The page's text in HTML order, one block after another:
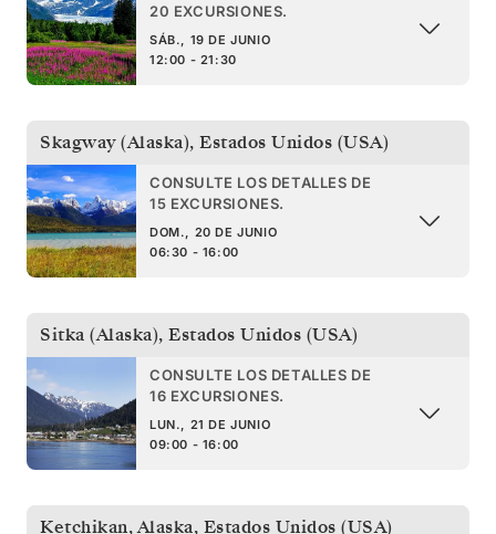
20 EXCURSIONES.
SÁB., 19 DE JUNIO
12:00 - 21:30
Skagway (Alaska), Estados Unidos (USA)
CONSULTE LOS DETALLES DE
15 EXCURSIONES.
DOM., 20 DE JUNIO
06:30 - 16:00
Sitka (Alaska), Estados Unidos (USA)
CONSULTE LOS DETALLES DE
16 EXCURSIONES.
LUN., 21 DE JUNIO
09:00 - 16:00
Ketchikan, Alaska, Estados Unidos (USA)